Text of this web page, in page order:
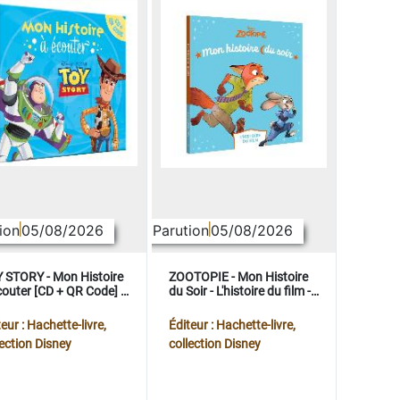
05/08/2026
STORY - Mon Histoire
[CD + QR Code] -
: Hachette-livre,
Disney
Parution05/08/2026
ZOOTOPIE - Mon Histoire
du Soir - L'histoire du film -
Éditeur : Hachette-livre,
collection Disney